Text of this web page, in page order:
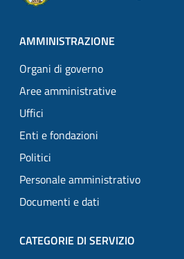
AMMINISTRAZIONE
Organi di governo
Aree amministrative
Uffici
Enti e fondazioni
Politici
Personale amministrativo
Documenti e dati
CATEGORIE DI SERVIZIO